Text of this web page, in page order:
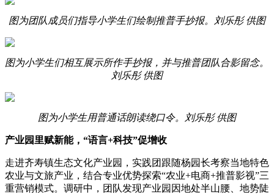
图为团队成员们指导小学生们绘制推普手抄报。刘乐彤 供图
图为小学生们相互展示所作手抄报，并与推普团队合影留念。
刘乐彤 供图
图为小学生用普通话朗读绕口令。刘乐彤 供图
产业园里赋新能，“语言+科技”促增收
走进齐寿镇生态文化产业园，实践团跟随杨园长考察当地特色
农业与文旅产业，结合专业优势探索“农业+电商+推普影视”三
重营销模式。调研中，团队发现产业园因地处半山腰、地势陡